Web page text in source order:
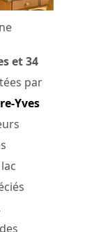
et 34
par
Yves